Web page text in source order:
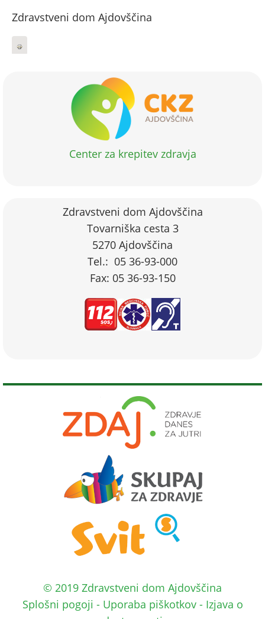
Zdravstveni dom Ajdovščina
Center za krepitev zdravja
Zdravstveni dom Ajdovščina
Tovarniška cesta 3
5270 Ajdovščina
Tel.: 05 36-93-000
Fax: 05 36-93-150
© 2019 Zdravstveni dom Ajdovščina
Splošni pogoji - Uporaba piškotkov- Izjava o